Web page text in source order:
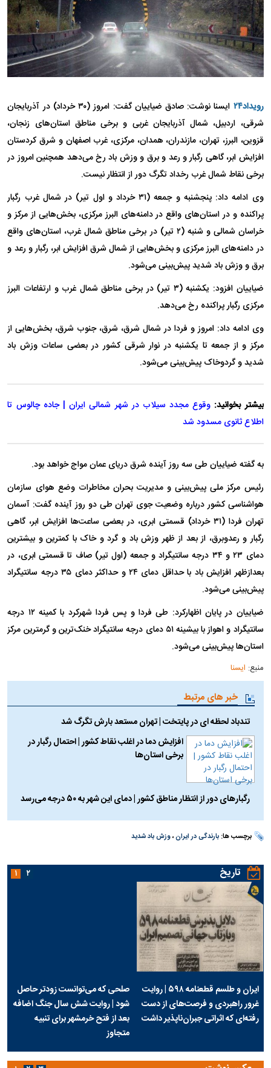
رویداد۲۴
ایسنا نوشت: صادق ضیاییان گفت: امروز (۳۰ خرداد) در آذربایجان
شرقی، اردبیل، شمال آذربایجان غربی و برخی مناطق استان‌های زنجان،
قزوین، البرز، تهران، مازندران، همدان، مرکزی، غرب اصفهان و شرق کردستان
افزایش ابر، گاهی رگبار و رعد و برق و وزش باد رخ می‌دهد همچنین امروز در
برخی نقاط شمال غرب رخداد تگرگ دور از انتظار نیست.
وی ادامه داد: پنجشنبه و جمعه (۳۱ خرداد و اول تیر) در شمال غرب رگبار
پراکنده و در استان‌های واقع در دامنه‌های البرز مرکزی، بخش‌هایی از مرکز و
خراسان شمالی و شنبه (۲ تیر) در برخی مناطق شمال غرب، استان‌های واقع
در دامنه‌های البرز مرکزی و بخش‌هایی از شمال شرق افزایش ابر، رگبار و رعد و
برق و وزش باد شدید پیش‌بینی می‌شود.
ضیاییان افزود: یکشنبه (۳ تیر) در برخی مناطق شمال غرب و ارتفاعات البرز
مرکزی رگبار پراکنده رخ می‌دهد.
وی ادامه داد: امروز و فردا در شمال شرق، شرق، جنوب شرق، بخش‌هایی از
مرکز و از جمعه تا یکشنبه در نوار شرقی کشور در بعضی ساعات وزش باد
شدید و گردوخاک پیش‌بینی می‌شود.
بیشتر بخوانید: وقوع مجدد سیلاب در شهر شمالی ایران | جاده چالوس تا
اطلاع ثانوی مسدود شد
به گفته ضیاییان طی سه روز آینده شرق دریای عمان مواج خواهد بود.
رئیس مرکز ملی پیش‌بینی و مدیریت بحران مخاطرات وضع هوای سازمان
هواشناسی کشور درباره وضعیت جوی تهران طی دو روز آینده گفت: آسمان
تهران فردا (۳۱ خرداد) قسمتی ابری، در بعضی ساعت‌ها افزایش ابر، گاهی
رگبار و رعدوبرق، از بعد از ظهر وزش باد و گرد و خاک با کمترین و بیشترین
دمای ۲۳ و ۳۴ درجه سانتیگراد و جمعه (اول تیر) صاف تا قسمتی ابری، در
بعدازظهر افزایش باد با حداقل دمای ۲۴ و حداکثر دمای ۳۵ درجه سانتیگراد
پیش‌بینی می‌شود.
ضیاییان در پایان اظهارکرد: طی فردا و پس فردا شهرکرد با کمینه ۱۲ درجه
سانتیگراد و اهواز با بیشینه ۵۱ دمای درجه سانتیگراد خنک‌ترین و گرمترین مرکز
استان‌ها پیش‌بینی می‌شود.
منبع: ایسنا
خبر های مرتبط
تندباد لحظه ای در پایتخت | تهران مستعد بارش تگرگ شد
افزایش دما در اغلب نقاط کشور | احتمال رگبار در
برخی استان‌ها
رگبارهای دور از انتظار مناطق کشور | دمای این شهر به ۵۰ درجه می‌رسد
برچسب ها:بارندگی در ایران،وزش باد شدید
تاریخ
ایران و طلسم قطعنامه ۵۹۸ | روایت
غرور راهبردی و فرصت‌های از دست
رفته‌ای که اثراتی جبران‌ناپذیر داشت
صلحی که می‌توانست زودتر حاصل
شود | روایت شش سال جنگ اضافه
بعد از فتح خرمشهر برای تنبیه
متجاوز
۱ ۲